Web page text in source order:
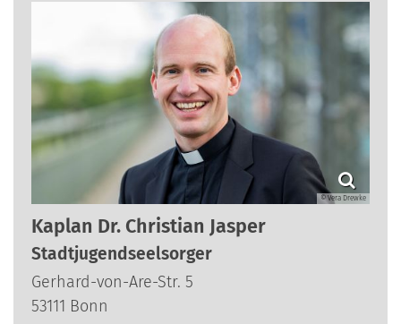
© Vera Drewke
Kaplan Dr. Christian Jasper
Stadtjugendseelsorger
Gerhard-von-Are-Str. 5
53111 Bonn